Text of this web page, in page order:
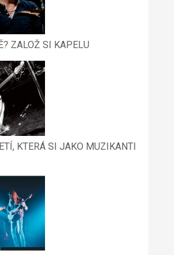
ZALOŽ SI KAPELU
KTERÁ SI JAKO MUZIKANTI